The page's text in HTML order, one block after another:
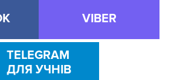
VIBER
TELEGRAM
ДЛЯ УЧНІВ